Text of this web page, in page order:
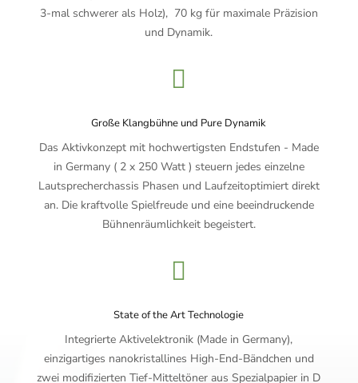
3-mal schwerer als Holz), 70 kg für maximale Präzision
und Dynamik.

Große Klangbühne und Pure Dynamik
Das Aktivkonzept mit hochwertigsten Endstufen - Made
in Germany ( 2 x 250 Watt ) steuern jedes einzelne
Lautsprecherchassis Phasen und Laufzeitoptimiert direkt
an. Die kraftvolle Spielfreude und eine beeindruckende
Bühnenräumlichkeit begeistert.

State of the Art Technologie
Integrierte Aktivelektronik (Made in Germany),
einzigartiges nanokristallines High-End-Bändchen und
zwei modifizierten Tief-Mitteltöner aus Spezialpapier in D